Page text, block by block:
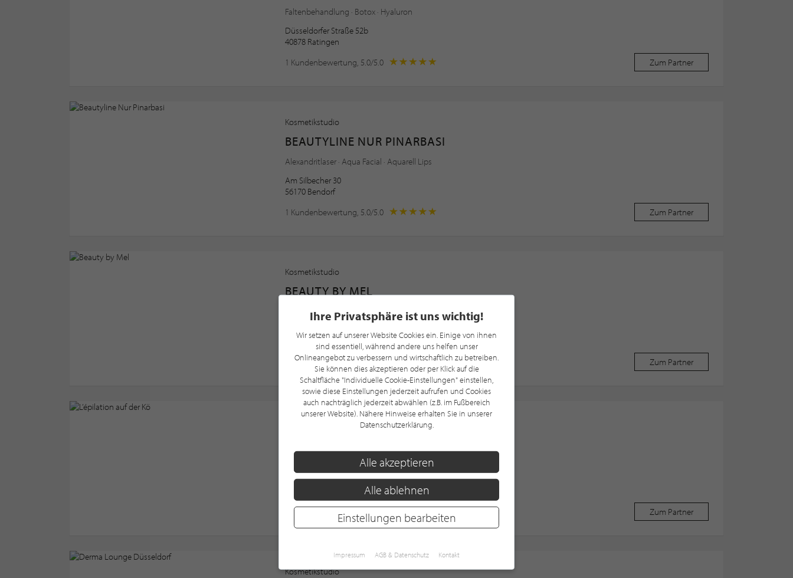
Faltenbehandlung · Botox · Hyaluron
Düsseldorfer Straße 52b
40878 Ratingen
1 Kundenbewertung, 5.0/5.0
Zum Partner
Kosmetikstudio
BEAUTYLINE NUR PINARBASI
Alexandritlaser · Aqua Facial · Aquarell Lips
Am Silbecher 30
56170 Bendorf
1 Kundenbewertung, 5.0/5.0
Zum Partner
Kosmetikstudio
BEAUTY BY MEL
Alexandritlaser · Aquafacial · Beauty
Zollhausstraße 57a
52353 Düren
Zum Partner
Beauty · Behandlungen · Cellulite Behandlung
Königsallee 33
Zum Partner
Kosmetikstudio
Ihre Privatsphäre ist uns wichtig!
Wir setzen auf unserer Website Cookies ein. Einige von ihnen
sind essentiell, während andere uns helfen unser
Onlineangebot zu verbessern und wirtschaftlich zu betreiben.
Sie können dies akzeptieren oder per Klick auf die
Schaltfläche "Individuelle Cookie-Einstellungen" einstellen,
sowie diese Einstellungen jederzeit aufrufen und Cookies
auch nachträglich jederzeit abwählen (z.B. im Fußbereich
unserer Website). Nähere Hinweise erhalten Sie in unserer
Datenschutzerklärung.
Alle akzeptieren
Alle ablehnen
Einstellungen bearbeiten
Impressum AGB & Datenschutz Kontakt